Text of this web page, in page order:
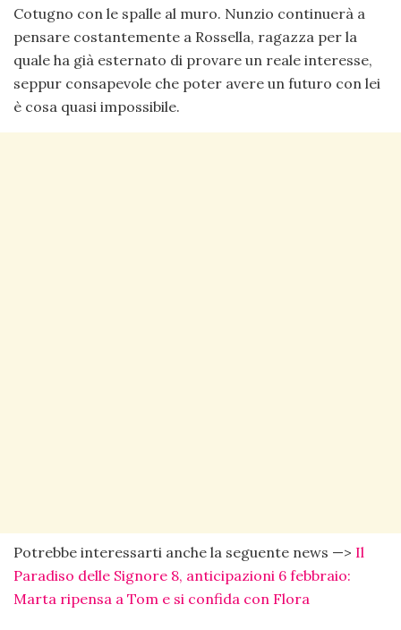
Cotugno con le spalle al muro. Nunzio continuerà a
pensare costantemente a Rossella, ragazza per la
quale ha già esternato di provare un reale interesse,
seppur consapevole che poter avere un futuro con lei
è cosa quasi impossibile.
Potrebbe interessarti anche la seguente news —> Il
Paradiso delle Signore 8, anticipazioni 6 febbraio:
Marta ripensa a Tom e si confida con Flora